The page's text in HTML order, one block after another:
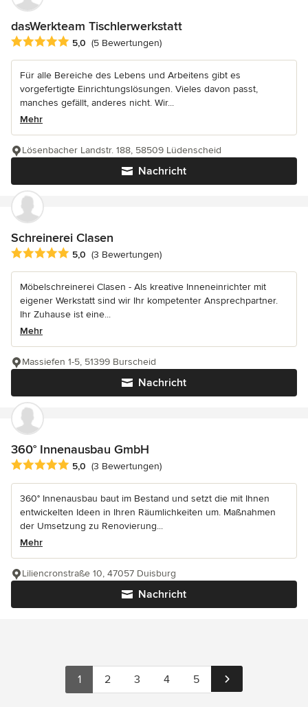
dasWerkteam Tischlerwerkstatt
Durchschnittliche Bewertung: 5 von 5 Sternen
5,0 (5 Bewertungen)
Für alle Bereiche des Lebens und Arbeitens gibt es
vorgefertigte Einrichtungslösungen. Vieles davon passt,
manches gefällt, anderes nicht. Wir...
Mehr
Nachricht
Lösenbacher Landstr. 188, 58509 Lüdenscheid
Schreinerei Clasen
Durchschnittliche Bewertung: 5 von 5 Sternen
5,0 (3 Bewertungen)
Möbelschreinerei Clasen - Als kreative Inneneinrichter mit
eigener Werkstatt sind wir Ihr kompetenter Ansprechpartner.
Ihr Zuhause ist eine...
Mehr
Nachricht
Massiefen 1-5, 51399 Burscheid
360° Innenausbau GmbH
Durchschnittliche Bewertung: 5 von 5 Sternen
5,0 (3 Bewertungen)
360° Innenausbau baut im Bestand und setzt die mit Ihnen
entwickelten Ideen in Ihren Räumlichkeiten um. Maßnahmen
der Umsetzung zu Renovierung...
Mehr
Nachricht
Liliencronstraße 10, 47057 Duisburg
1 2 3 4 5